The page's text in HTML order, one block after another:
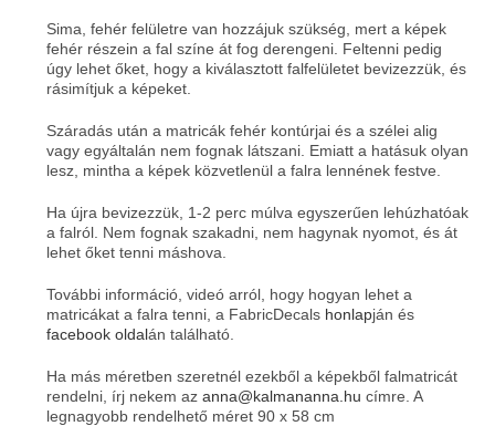
Sima, fehér felületre van hozzájuk szükség, mert a képek
fehér részein a fal színe át fog derengeni. Feltenni pedig
úgy lehet őket, hogy a kiválasztott falfelületet bevizezzük, és
rásimítjuk a képeket.
Száradás után a matricák fehér kontúrjai és a szélei alig
vagy egyáltalán nem fognak látszani. Emiatt a hatásuk olyan
lesz, mintha a képek közvetlenül a falra lennének festve.
Ha újra bevizezzük, 1-2 perc múlva egyszerűen lehúzhatóak
a falról. Nem fognak szakadni, nem hagynak nyomot, és át
lehet őket tenni máshova.
További információ, videó arról, hogy hogyan lehet a
matricákat a falra tenni, a FabricDecals honlapján és
facebook oldalán található.
Ha más méretben szeretnél ezekből a képekből falmatricát
rendelni, írj nekem azanna@kalmananna.hu címre. A
legnagyobb rendelhető méret 90 x 58 cm